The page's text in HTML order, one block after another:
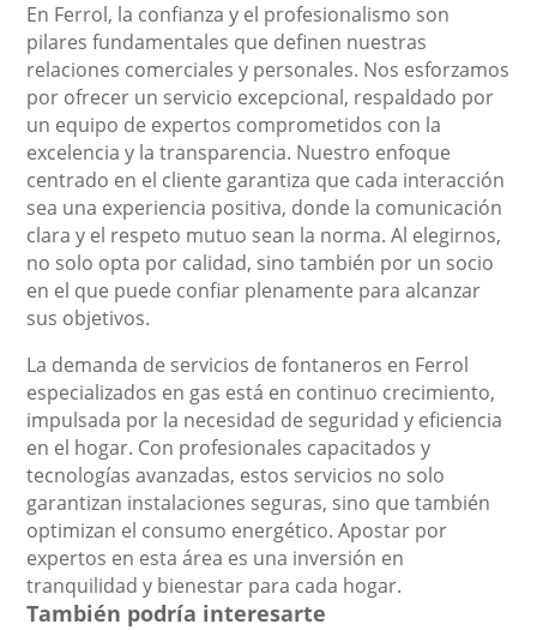
En Ferrol, la confianza y el profesionalismo son
pilares fundamentales que definen nuestras
relaciones comerciales y personales. Nos esforzamos
por ofrecer un servicio excepcional, respaldado por
un equipo de expertos comprometidos con la
excelencia y la transparencia. Nuestro enfoque
centrado en el cliente garantiza que cada interacción
sea una experiencia positiva, donde la comunicación
clara y el respeto mutuo sean la norma. Al elegirnos,
no solo opta por calidad, sino también por un socio
en el que puede confiar plenamente para alcanzar
sus objetivos.
La demanda de servicios de fontaneros en Ferrol
especializados en gas está en continuo crecimiento,
impulsada por la necesidad de seguridad y eficiencia
en el hogar. Con profesionales capacitados y
tecnologías avanzadas, estos servicios no solo
garantizan instalaciones seguras, sino que también
optimizan el consumo energético. Apostar por
expertos en esta área es una inversión en
tranquilidad y bienestar para cada hogar.
También podría interesarte